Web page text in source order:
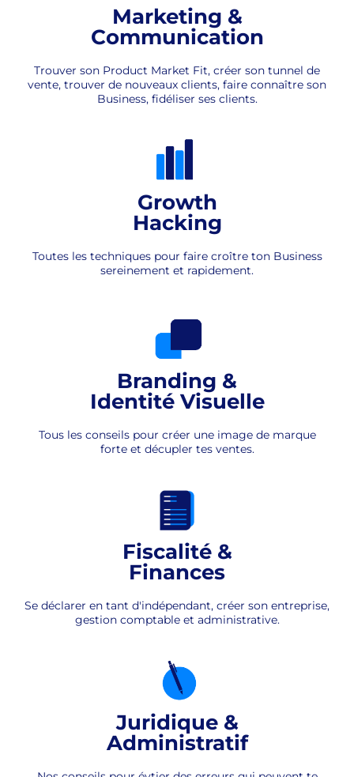
Marketing &
Communication
Trouver son Product Market Fit, créer son tunnel de
vente, trouver de nouveaux clients, faire connaître son
Business, fidéliser ses clients.
Growth
Hacking
Toutes les techniques pour faire croître ton Business
sereinement et rapidement.
Branding &
Identité Visuelle
Tous les conseils pour créer une image de marque
forte et décupler tes ventes.
Fiscalité &
Finances
Se déclarer en tant d'indépendant, créer son entreprise,
gestion comptable et administrative.
Juridique &
Administratif